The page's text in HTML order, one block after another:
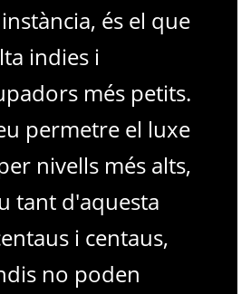
és el que
indies i
més petits.
permetre el luxe
nivells més alts,
tant d'aquesta
i centaus,
no poden